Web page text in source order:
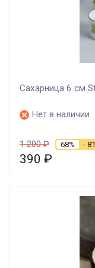
Сахарница 6 см
Нет в наличии
1 200₽ 68% -
390 ₽